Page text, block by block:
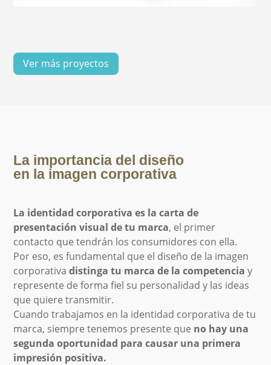
Ver más proyectos
La importancia del diseño
en la imagen corporativa
La identidad corporativa es la carta de
presentación visual de tu marca, el primer
contacto que tendrán los consumidores con ella.
Por eso, es fundamental que el diseño de la imagen
corporativadistinga tu marca de la competencia y
represente de forma fiel su personalidad y las ideas
que quiere transmitir.
Cuando trabajamos en la identidad corporativa de tu
marca, siempre tenemos presente que no hay una
segunda oportunidad para causar una primera
impresión positiva.